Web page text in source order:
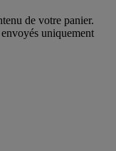
de votre panier.
uniquement